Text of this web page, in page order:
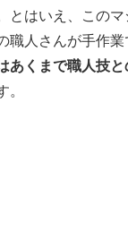
とはいえ、この
職人さんが手作
あくまで職人技
。